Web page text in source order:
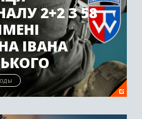
2+2 З 58
ІВАНА